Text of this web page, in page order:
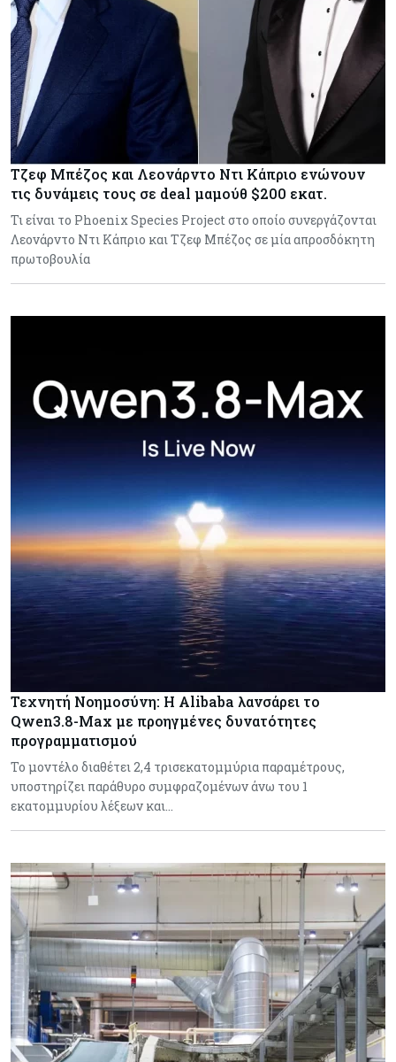
Τζεφ Μπέζος και Λεονάρντο Ντι Κάπριο ενώνουν
τις δυνάμεις τους σε deal μαμούθ $200 εκατ.
Τι είναι το Phoenix Species Project στο οποίο συνεργάζονται
Λεονάρντο Ντι Κάπριο και Τζεφ Μπέζος σε μία απροσδόκητη
πρωτοβουλία
Τεχνητή Νοημοσύνη: Η Alibaba λανσάρει το
Qwen3.8-Max με προηγμένες δυνατότητες
προγραμματισμού
Το μοντέλο διαθέτει 2,4 τρισεκατομμύρια παραμέτρους,
υποστηρίζει παράθυρο συμφραζομένων άνω του 1
εκατομμυρίου λέξεων και…